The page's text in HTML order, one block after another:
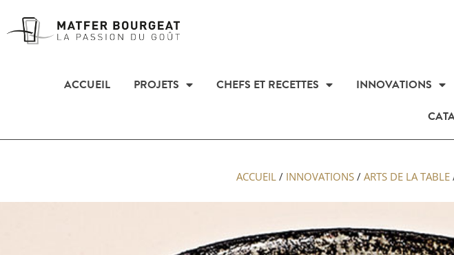
ACCUEIL PROJETS CHEFS ET RECETTES INNOVATIONS
ACCUEIL/ INNOVATIONS/ ARTS DE LA TABLE